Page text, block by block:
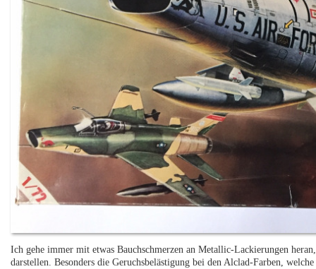
Ich gehe immer mit etwas Bauchschmerzen an Metallic-Lackierungen
darstellen. Besonders die Geruchsbelästigung bei den Alclad-Farben,